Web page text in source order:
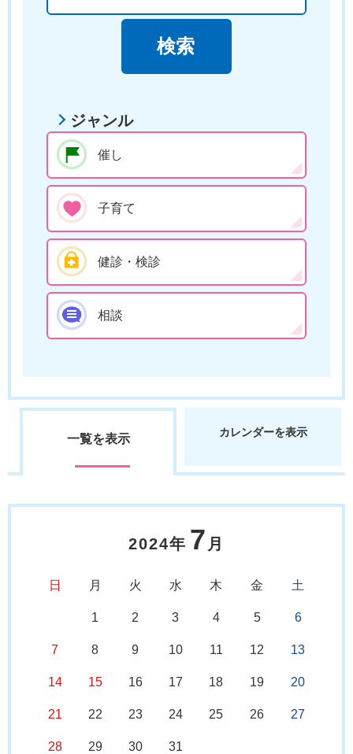
ジャンル
催し
子育て
健診・検診
相談
一覧を表示 カレンダーを表示
2024年 7 月
日 月 火 水 木 金 土
1 2 3 4 5 6
7 8 9 10 11 12 13
14 15 16 17 18 19 20
21 22 23 24 25 26 27
28 29 30 31